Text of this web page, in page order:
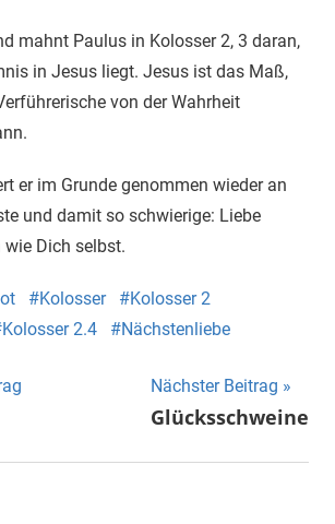
mahnt Paulus in Kolosser 2, 3 daran,
in Jesus liegt. Jesus ist das Maß,
von der Wahrheit
er im Grunde genommen wieder an
und damit so schwierige: Liebe
Dich selbst.
Kolosser
Kolosser 2
Kolosser 2.4 Nächstenliebe
Nächster Beitrag
Glücksschweine